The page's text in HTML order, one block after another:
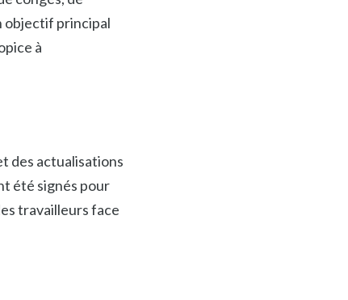
objectif principal
à
des actualisations
été signés pour
travailleurs face